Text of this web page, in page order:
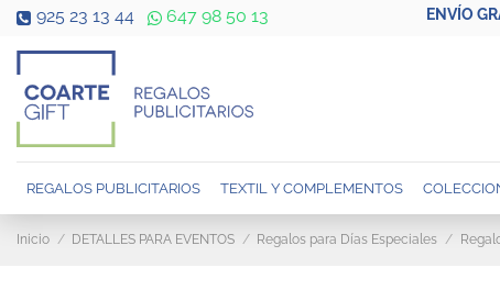
925 23 13 44 647 98 50 13 ENVÍO
REGALOS PUBLICITARIOS TEXTIL Y COMPLEMENTOS
Inicio DETALLES PARA EVENTOS Regalos para Días Especiales